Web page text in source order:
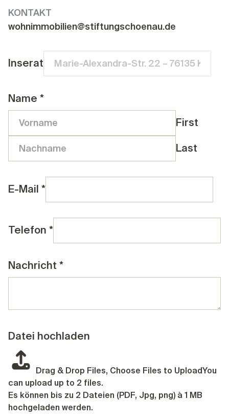
KONTAKT
wohnimmobilien@stiftungschoenau.de
Inserat
Name *
First
Last
E-Mail *
Telefon *
Nachricht *
Datei hochladen
Drag & Drop Files, Choose Files to Upload You
can upload up to 2 files.
Es können bis zu 2 Dateien (PDF, Jpg, png) à 1 MB
hochgeladen werden.